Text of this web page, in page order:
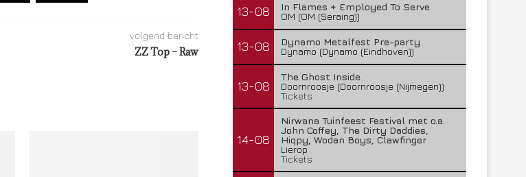
volgend bericht
ZZ Top – Raw
13-08
In Flames + Employed To Serve
OM (OM (Seraing))
13-08
Dynamo Metalfest Pre-party
Dynamo (Dynamo (Eindhoven))
13-08
The Ghost Inside
Doornroosje (Doornroosje (Nijmegen))
Tickets
14-08
Nirwana Tuinfeest Festival met o.a.
John Coffey, The Dirty Daddies,
Hiqpy, Wodan Boys, Clawfinger
Lierop
Tickets